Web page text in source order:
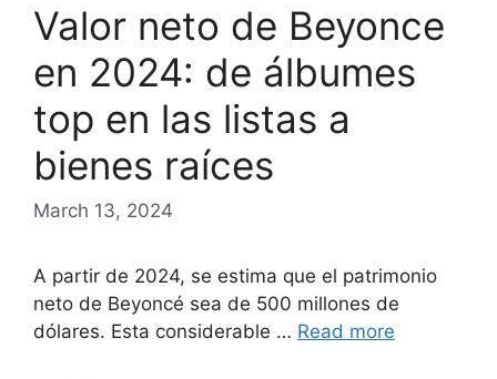
Valor neto de Beyonce
en 2024: de álbumes
top en las listas a
bienes raíces
March 13, 2024
A partir de 2024, se estima que el patrimonio
neto de Beyoncé sea de 500 millones de
dólares. Esta considerable … Read more